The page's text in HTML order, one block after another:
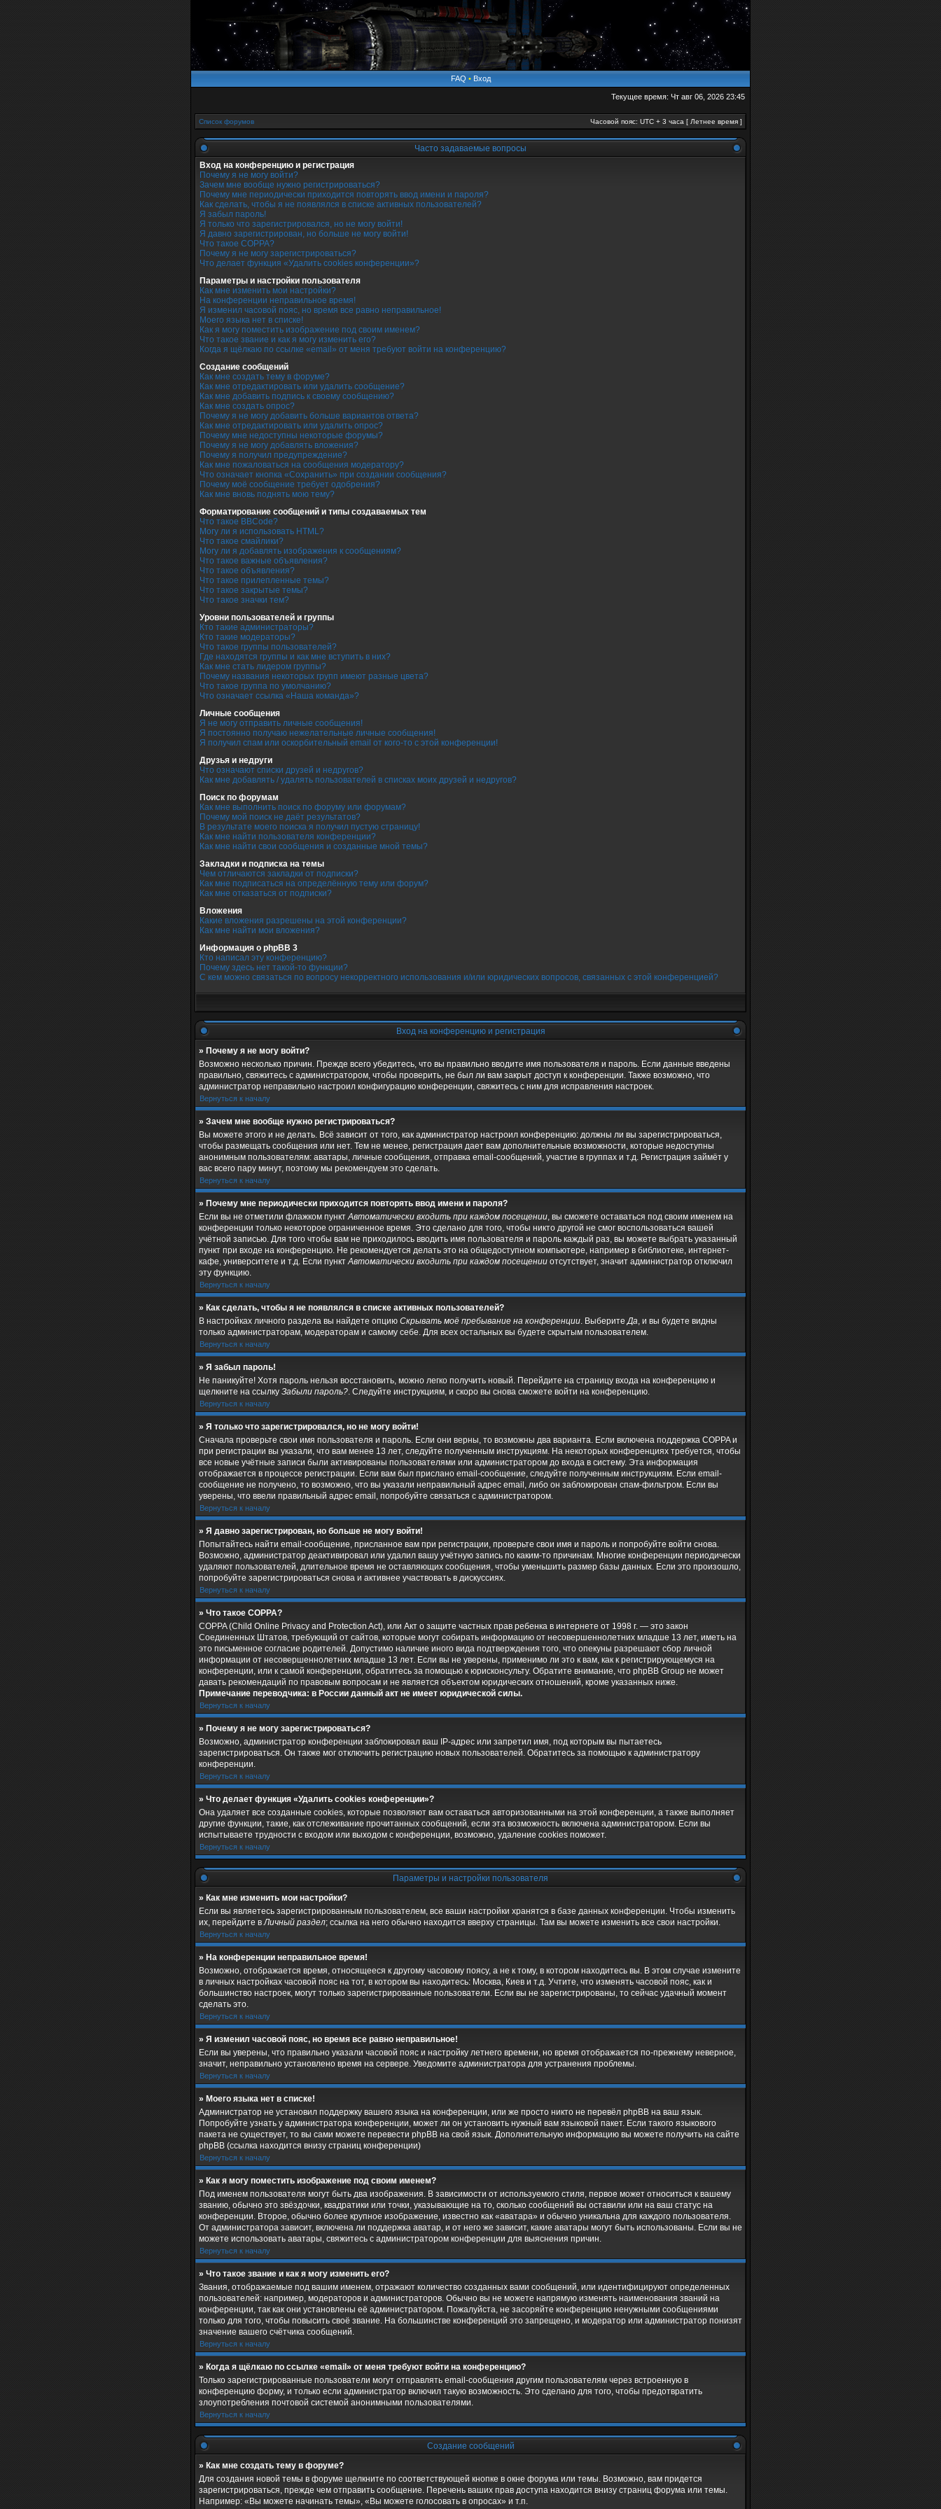
FAQ • Вход
Текущее время: Чт авг 06, 2026 23:45
Список форумов Часовой пояс: UTC + 3 часа [ Летнее время ]
Часто задаваемые вопросы
Вход на конференцию и регистрация
Почему я не могу войти?
Зачем мне вообще нужно регистрироваться?
Почему мне периодически приходится повторять ввод имени и пароля?
Как сделать, чтобы я не появлялся в списке активных пользователей?
Я забыл пароль!
Я только что зарегистрировался, но не могу войти!
Я давно зарегистрирован, но больше не могу войти!
Что такое COPPA?
Почему я не могу зарегистрироваться?
Что делает функция «Удалить cookies конференции»?
Параметры и настройки пользователя
Как мне изменить мои настройки?
На конференции неправильное время!
Я изменил часовой пояс, но время все равно неправильное!
Моего языка нет в списке!
Как я могу поместить изображение под своим именем?
Что такое звание и как я могу изменить его?
Когда я щёлкаю по ссылке «email» от меня требуют войти на конференцию?
Создание сообщений
Как мне создать тему в форуме?
Как мне отредактировать или удалить сообщение?
Как мне добавить подпись к своему сообщению?
Как мне создать опрос?
Почему я не могу добавить больше вариантов ответа?
Как мне отредактировать или удалить опрос?
Почему мне недоступны некоторые форумы?
Почему я не могу добавлять вложения?
Почему я получил предупреждение?
Как мне пожаловаться на сообщения модератору?
Что означает кнопка «Сохранить» при создании сообщения?
Почему моё сообщение требует одобрения?
Как мне вновь поднять мою тему?
Форматирование сообщений и типы создаваемых тем
Что такое BBCode?
Могу ли я использовать HTML?
Что такое смайлики?
Могу ли я добавлять изображения к сообщениям?
Что такое важные объявления?
Что такое объявления?
Что такое прилепленные темы?
Что такое закрытые темы?
Что такое значки тем?
Уровни пользователей и группы
Кто такие администраторы?
Кто такие модераторы?
Что такое группы пользователей?
Где находятся группы и как мне вступить в них?
Как мне стать лидером группы?
Почему названия некоторых групп имеют разные цвета?
Что такое группа по умолчанию?
Что означает ссылка «Наша команда»?
Личные сообщения
Я не могу отправить личные сообщения!
Я постоянно получаю нежелательные личные сообщения!
Я получил спам или оскорбительный email от кого-то с этой конференции!
Друзья и недруги
Что означают списки друзей и недругов?
Как мне добавлять / удалять пользователей в списках моих друзей и недругов?
Поиск по форумам
Как мне выполнить поиск по форуму или форумам?
Почему мой поиск не даёт результатов?
В результате моего поиска я получил пустую страницу!
Как мне найти пользователя конференции?
Как мне найти свои сообщения и созданные мной темы?
Закладки и подписка на темы
Чем отличаются закладки от подписки?
Как мне подписаться на определённую тему или форум?
Как мне отказаться от подписки?
Вложения
Какие вложения разрешены на этой конференции?
Как мне найти мои вложения?
Информация о phpBB 3
Кто написал эту конференцию?
Почему здесь нет такой-то функции?
С кем можно связаться по вопросу некорректного использования и/или юридических вопросов, связанных с этой конференцией?
Вход на конференцию и регистрация
» Почему я не могу войти?
Возможно несколько причин. Прежде всего убедитесь, что вы правильно вводите имя пользователя и пароль. Если данные введены
правильно, свяжитесь с администратором, чтобы проверить, не был ли вам закрыт доступ к конференции. Также возможно, что
администратор неправильно настроил конфигурацию конференции, свяжитесь с ним для исправления настроек.
Вернуться к началу
» Зачем мне вообще нужно регистрироваться?
Вы можете этого и не делать. Всё зависит от того, как администратор настроил конференцию: должны ли вы зарегистрироваться,
чтобы размещать сообщения или нет. Тем не менее, регистрация дает вам дополнительные возможности, которые недоступны
анонимным пользователям: аватары, личные сообщения, отправка email-сообщений, участие в группах и т.д. Регистрация займёт у
вас всего пару минут, поэтому мы рекомендуем это сделать.
Вернуться к началу
» Почему мне периодически приходится повторять ввод имени и пароля?
Если вы не отметили флажком пунктАвтоматически входить при каждом посещении, вы сможете оставаться под своим именем на
конференции только некоторое ограниченное время. Это сделано для того, чтобы никто другой не смог воспользоваться вашей
учётной записью. Для того чтобы вам не приходилось вводить имя пользователя и пароль каждый раз, вы можете выбрать указанный
пункт при входе на конференцию. Не рекомендуется делать это на общедоступном компьютере, например в библиотеке, интернет-
кафе, университете и т.д. Если пунктАвтоматически входить при каждом посещении отсутствует, значит администратор отключил
эту функцию.
Вернуться к началу
» Как сделать, чтобы я не появлялся в списке активных пользователей?
В настройках личного раздела вы найдете опцию Скрывать моё пребывание на конференции. ВыберитеДа, и вы будете видны
только администраторам, модераторам и самому себе. Для всех остальных вы будете скрытым пользователем.
Вернуться к началу
» Я забыл пароль!
Не паникуйте! Хотя пароль нельзя восстановить, можно легко получить новый. Перейдите на страницу входа на конференцию и
щелкните на ссылку Забыли пароль?. Следуйте инструкциям, и скоро вы снова сможете войти на конференцию.
Вернуться к началу
» Я только что зарегистрировался, но не могу войти!
Сначала проверьте свои имя пользователя и пароль. Если они верны, то возможны два варианта. Если включена поддержка COPPA и
при регистрации вы указали, что вам менее 13 лет, следуйте полученным инструкциям. На некоторых конференциях требуется, чтобы
все новые учётные записи были активированы пользователями или администратором до входа в систему. Эта информация
отображается в процессе регистрации. Если вам был прислано email-сообщение, следуйте полученным инструкциям. Если email-
сообщение не получено, то возможно, что вы указали неправильный адрес email, либо он заблокирован спам-фильтром. Если вы
уверены, что ввели правильный адрес email, попробуйте связаться с администратором.
Вернуться к началу
» Я давно зарегистрирован, но больше не могу войти!
Попытайтесь найти email-сообщение, присланное вам при регистрации, проверьте свои имя и пароль и попробуйте войти снова.
Возможно, администратор деактивировал или удалил вашу учётную запись по каким-то причинам. Многие конференции периодически
удаляют пользователей, длительное время не оставляющих сообщения, чтобы уменьшить размер базы данных. Если это произошло,
попробуйте зарегистрироваться снова и активнее участвовать в дискуссиях.
Вернуться к началу
» Что такое COPPA?
COPPA (Child Online Privacy and Protection Act), или Акт о защите частных прав ребенка в интернете от 1998 г. — это закон
Соединенных Штатов, требующий от сайтов, которые могут собирать информацию от несовершеннолетних младше 13 лет, иметь на
это письменное согласие родителей. Допустимо наличие иного вида подтверждения того, что опекуны разрешают сбор личной
информации от несовершеннолетних младше 13 лет. Если вы не уверены, применимо ли это к вам, как к регистрирующемуся на
конференции, или к самой конференции, обратитесь за помощью к юрисконсульту. Обратите внимание, что phpBB Group не может
давать рекомендаций по правовым вопросам и не является объектом юридических отношений, кроме указанных ниже.
Примечание переводчика: в России данный акт не имеет юридической силы.
Вернуться к началу
» Почему я не могу зарегистрироваться?
Возможно, администратор конференции заблокировал ваш IP-адрес или запретил имя, под которым вы пытаетесь
зарегистрироваться. Он также мог отключить регистрацию новых пользователей. Обратитесь за помощью к администратору
конференции.
Вернуться к началу
» Что делает функция «Удалить cookies конференции»?
Она удаляет все созданные cookies, которые позволяют вам оставаться авторизованными на этой конференции, а также выполняет
другие функции, такие, как отслеживание прочитанных сообщений, если эта возможность включена администратором. Если вы
испытываете трудности с входом или выходом с конференции, возможно, удаление cookies поможет.
Вернуться к началу
Параметры и настройки пользователя
» Как мне изменить мои настройки?
Если вы являетесь зарегистрированным пользователем, все ваши настройки хранятся в базе данных конференции. Чтобы изменить
их, перейдите вЛичный раздел; ссылка на него обычно находится вверху страницы. Там вы можете изменить все свои настройки.
Вернуться к началу
» На конференции неправильное время!
Возможно, отображается время, относящееся к другому часовому поясу, а не к тому, в котором находитесь вы. В этом случае измените
в личных настройках часовой пояс на тот, в котором вы находитесь: Москва, Киев и т.д. Учтите, что изменять часовой пояс, как и
большинство настроек, могут только зарегистрированные пользователи. Если вы не зарегистрированы, то сейчас удачный момент
сделать это.
Вернуться к началу
» Я изменил часовой пояс, но время все равно неправильное!
Если вы уверены, что правильно указали часовой пояс и настройку летнего времени, но время отображается по-прежнему неверное,
значит, неправильно установлено время на сервере. Уведомите администратора для устранения проблемы.
Вернуться к началу
» Моего языка нет в списке!
Администратор не установил поддержку вашего языка на конференции, или же просто никто не перевёл phpBB на ваш язык.
Попробуйте узнать у администратора конференции, может ли он установить нужный вам языковой пакет. Если такого языкового
пакета не существует, то вы сами можете перевести phpBB на свой язык. Дополнительную информацию вы можете получить на сайте
phpBB (ссылка находится внизу страниц конференции)
Вернуться к началу
» Как я могу поместить изображение под своим именем?
Под именем пользователя могут быть два изображения. В зависимости от используемого стиля, первое может относиться к вашему
званию, обычно это звёздочки, квадратики или точки, указывающие на то, сколько сообщений вы оставили или на ваш статус на
конференции. Второе, обычно более крупное изображение, известно как «аватара» и обычно уникальна для каждого пользователя.
От администратора зависит, включена ли поддержка аватар, и от него же зависит, какие аватары могут быть использованы. Если вы не
можете использовать аватары, свяжитесь с администратором конференции для выяснения причин.
Вернуться к началу
» Что такое звание и как я могу изменить его?
Звания, отображаемые под вашим именем, отражают количество созданных вами сообщений, или идентифицируют определенных
пользователей: например, модераторов и администраторов. Обычно вы не можете напрямую изменять наименования званий на
конференции, так как они установлены её администратором. Пожалуйста, не засоряйте конференцию ненужными сообщениями
только для того, чтобы повысить своё звание. На большинстве конференций это запрещено, и модератор или администратор понизят
значение вашего счётчика сообщений.
Вернуться к началу
» Когда я щёлкаю по ссылке «email» от меня требуют войти на конференцию?
Только зарегистрированные пользователи могут отправлять email-сообщения другим пользователям через встроенную в
конференцию форму, и только если администратор включил такую возможность. Это сделано для того, чтобы предотвратить
злоупотребления почтовой системой анонимными пользователями.
Вернуться к началу
Создание сообщений
» Как мне создать тему в форуме?
Для создания новой темы в форуме щелкните по соответствующей кнопке в окне форума или темы. Возможно, вам придется
зарегистрироваться, прежде чем отправить сообщение. Перечень ваших прав доступа находится внизу страниц форума или темы.
Например: «Вы можете начинать темы», «Вы можете голосовать в опросах» и т.п.